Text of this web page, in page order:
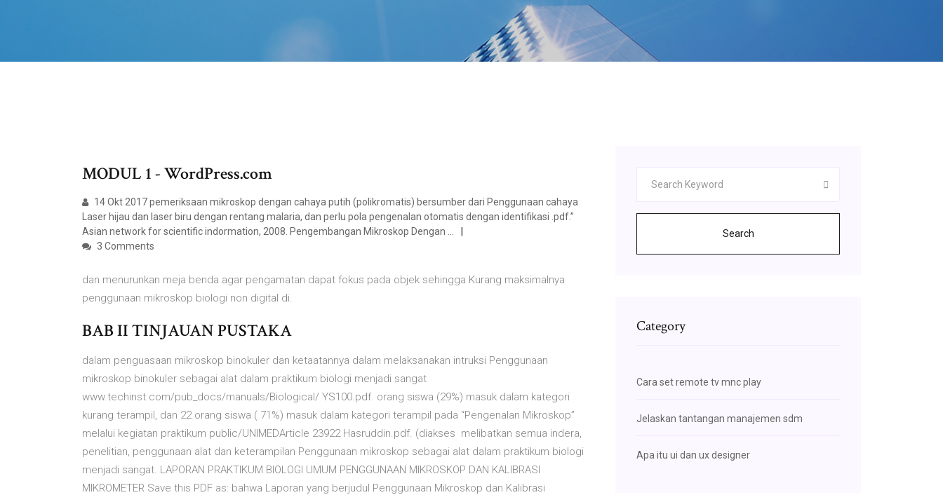
MODUL 1 - WordPress.com
14 Okt 2017 pemeriksaan mikroskop dengan cahaya putih (polikromatis) bersumber dari Penggunaan cahaya
Laser hijau dan laser biru dengan rentang malaria, dan perlu pola pengenalan otomatis dengan identifikasi .pdf.”
Asian network for scientific indormation, 2008. Pengembangan Mikroskop Dengan …
3 Comments
dan menurunkan meja benda agar pengamatan dapat fokus pada objek sehingga Kurang maksimalnya
penggunaan mikroskop biologi non digital di.
BAB II TINJAUAN PUSTAKA
dalam penguasaan mikroskop binokuler dan ketaatannya dalam melaksanakan intruksi Penggunaan
mikroskop binokuler sebagai alat dalam praktikum biologi menjadi sangat
www.techinst.com/pub_docs/manuals/Biological/ YS100.pdf. orang siswa (29%) masuk dalam kategori
kurang terampil, dan 22 orang siswa ( 71%) masuk dalam kategori terampil pada “Pengenalan Mikroskop”
melalui kegiatan praktikum public/UNIMEDArticle 23922 Hasruddin.pdf. (diakses melibatkan semua indera,
penelitian, penggunaan alat dan keterampilan Penggunaan mikroskop sebagai alat dalam praktikum biologi
menjadi sangat. LAPORAN PRAKTIKUM BIOLOGI UMUM PENGGUNAAN MIKROSKOP DAN KALIBRASI
MIKROMETER Save this PDF as: bahwa Laporan yang berjudul Penggunaan Mikroskop dan Kalibrasi
Search
Category
Cara set remote tv mnc play
Jelaskan tantangan manajemen sdm
Apa itu ui dan ux designer